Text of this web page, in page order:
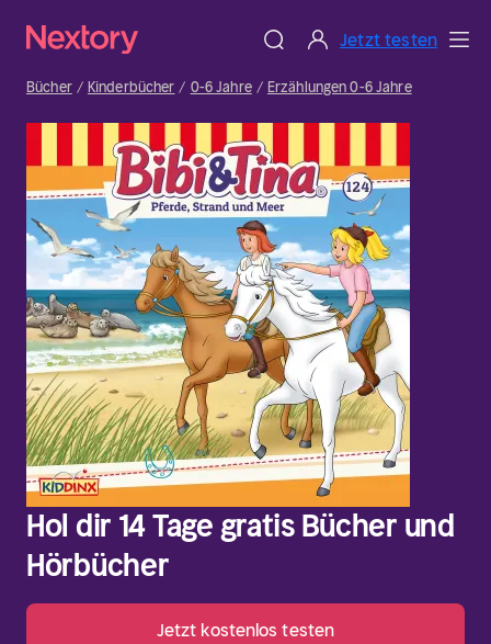
Jetzt testen
Bücher Kinderbücher 0-6 Jahre Erzählungen 0-6 Jahre
Hol dir 14 Tage gratis Bücher und
Hörbücher
Jetzt kostenlos testen